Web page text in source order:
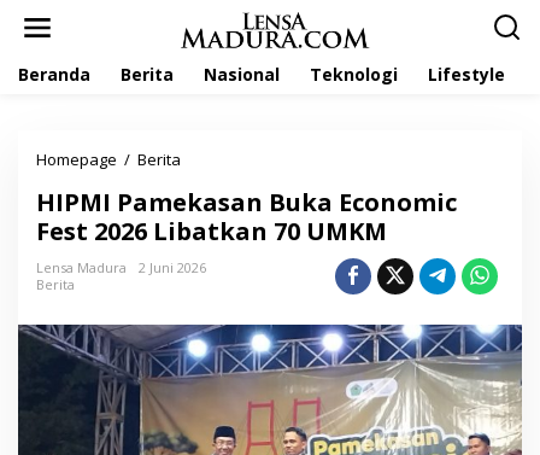
Beranda Berita Nasional Teknologi Lifestyle
Homepage / Berita
P
M
I
P
e
k
a
n
HIPMI Pamekasan Buka Economic
Fest 2026 Libatkan 70 UMKM
Lensa Madura
2 Juni 2026
Berita